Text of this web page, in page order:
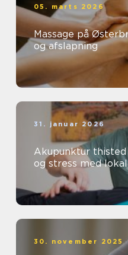
05. marts 2026
Massage på
og afslapning
31. januar 2026
Akupunktur thisted lindring af
og stress med
30. november 2025